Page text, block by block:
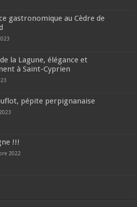
gastronomique au Cèdre de
la Lagune, élégance et
à Saint-Cyprien
pépite perpignanaise
!!!
2022